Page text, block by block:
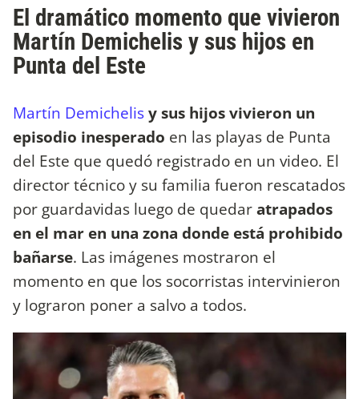
El dramático momento que vivieron
Martín Demichelis y sus hijos en
Punta del Este
Martín Demichelisy sus hijos vivieron un
episodio inesperado en las playas de Punta
del Este que quedó registrado en un video. El
director técnico y su familia fueron rescatados
por guardavidas luego de quedaratrapados
en el mar en una zona donde está prohibido
bañarse. Las imágenes mostraron el
momento en que los socorristas intervinieron
y lograron poner a salvo a todos.